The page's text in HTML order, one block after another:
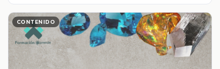
CONTENIDO